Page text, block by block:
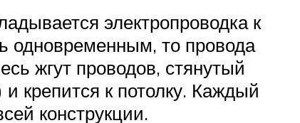
электропроводка к
одновременным, то провода
жгут проводов, стянутый
крепится к потолку. Каждый
конструкции.